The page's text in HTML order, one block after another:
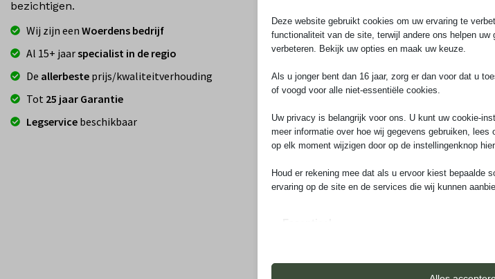
bezichtigen.
Wij zijn een Woerdens bedrijf
Al 15+ jaarspecialist in de regio
De allerbesteprijs/kwaliteitverhouding
Tot 25 jaar Garantie
Legservicebeschikbaar
Deze website gebruikt cookies om uw ervaring te
functionaliteit van de site, terwijl andere ons helpen uw
verbeteren. Bekijk uw opties en maak uw keuze.
Als u jonger bent dan 16 jaar, zorg er dan voor dat u
of voogd voor alle niet-essentiële cookies.
Uw privacy is belangrijk voor ons. U kunt uw cookie-
meer informatie over hoe wij gegevens gebruiken,
op elk moment wijzigen door op de instellingenknop
Houd er rekening mee dat als u ervoor kiest bepaalde
ervaring op de site en de services die wij kunnen
de gebruiker volgens de AVG.